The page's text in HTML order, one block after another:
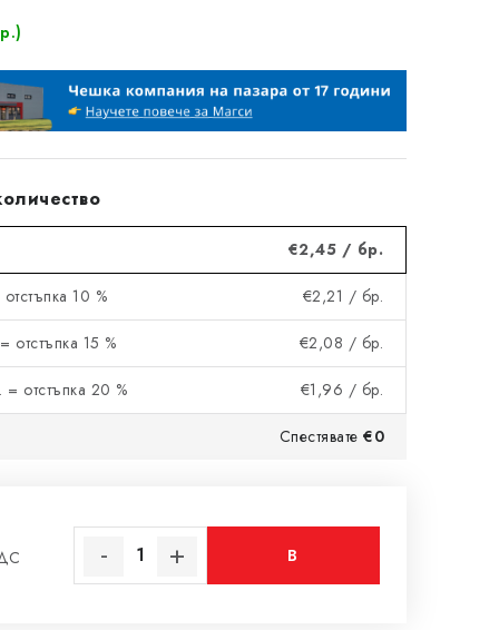
€2,45 / бр.
10 % €2,21 / бр.
отстъпка 15 % €2,08 / бр.
отстъпка 20 % €1,96 / бр.
Спестявате €0
цената:
В